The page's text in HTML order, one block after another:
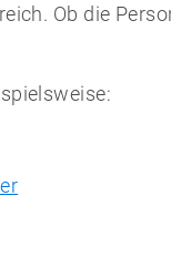
Ob die